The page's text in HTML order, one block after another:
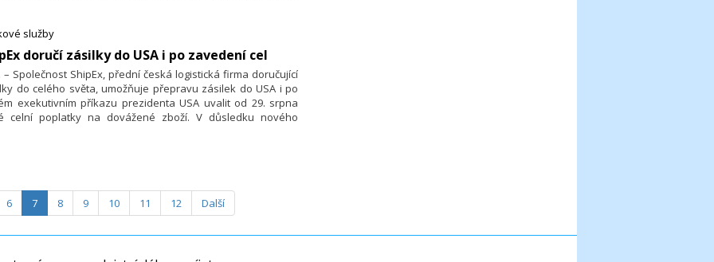
neopouští. Českým e-shopům tak odlákávají zákazníky
ceny, na které Češi stále slyší. Marketplaces zároveň
svým konkurentům i marketingové spendy. Ve svém
to uvádí David Filippov, obchodní ředitel Skip Pay,
od ČSOB.
služby
doručí zásilky do USA i po zavedení cel
– Společnost ShipEx, přední česká logistická firma doručující
do celého světa, umožňuje přepravu zásilek do USA i po
exekutivním příkazu prezidenta USA uvalit od 29. srpna
celní poplatky na dovážené zboží. V důsledku nového
bude přepravovat i nadále a zavedení cel nevnímá jako
překážku.
6 7 8 9 10 11 12 Další